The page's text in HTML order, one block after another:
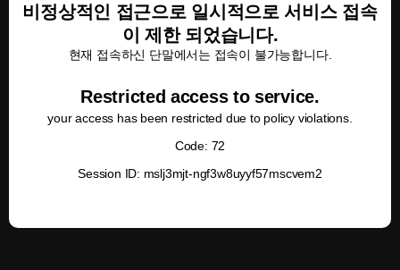
비정상적인 접근으로 일시적으로 서비스 접속
이 제한 되었습니다.
현재 접속하신 단말에서는 접속이 불가능합니다.
Restricted access to service.
your access has been restricted due to policy violations.
Code: 72
Session ID: mslj3mjt-ngf3w8uyyf57mscvem2